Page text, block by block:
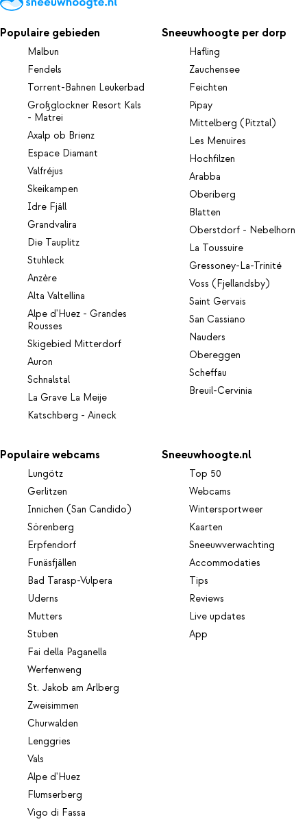
Populaire gebieden
Malbun
Fendels
Torrent-Bahnen Leukerbad
Großglockner Resort Kals
- Matrei
Axalp ob Brienz
Espace Diamant
Valfréjus
Skeikampen
Idre Fjäll
Grandvalira
Die Tauplitz
Stuhleck
Anzère
Alta Valtellina
Alpe d'Huez - Grandes
Rousses
Skigebied Mitterdorf
Auron
Schnalstal
La Grave La Meije
Katschberg - Aineck
Sneeuwhoogte per dorp
Hafling
Zauchensee
Feichten
Pipay
Mittelberg (Pitztal)
Les Menuires
Hochfilzen
Arabba
Oberiberg
Blatten
Oberstdorf - Nebelhorn
La Toussuire
Gressoney-La-Trinité
Voss (Fjellandsby)
Saint Gervais
San Cassiano
Nauders
Obereggen
Scheffau
Breuil-Cervinia
Populaire webcams
Lungötz
Gerlitzen
Innichen (San Candido)
Sörenberg
Erpfendorf
Funäsfjällen
Bad Tarasp-Vulpera
Uderns
Mutters
Stuben
Fai della Paganella
Werfenweng
St. Jakob am Arlberg
Zweisimmen
Churwalden
Lenggries
Vals
Alpe d'Huez
Flumserberg
Vigo di Fassa
Sneeuwhoogte.nl
Top 50
Webcams
Wintersportweer
Kaarten
Sneeuwverwachting
Accommodaties
Tips
Reviews
Live updates
App